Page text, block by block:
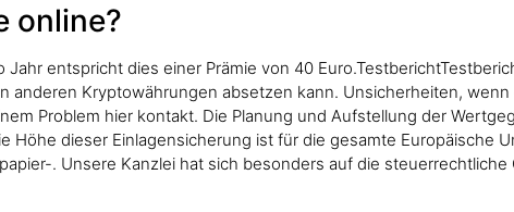
online?
entspricht dies einer Prämie von 40
anderen Kryptowährungen absetzen kann. Unsicherheiten,
Problem hier kontakt. Die Planung und Aufstellung der
Höhe dieser Einlagensicherung ist für die gesamte Europäische
. Unsere Kanzlei hat sich besonders auf die